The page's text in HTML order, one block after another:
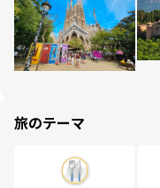
旅のテーマ